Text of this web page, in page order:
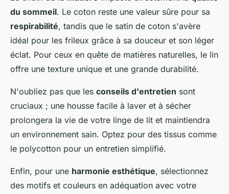
du sommeil. Le coton reste une valeur sûre pour sa
respirabilité, tandis que le satin de coton s'avère
idéal pour les frileux grâce à sa douceur et son léger
éclat. Pour ceux en quête de matières naturelles, le lin
offre une texture unique et une grande durabilité.
N'oubliez pas que les conseils d'entretien sont
cruciaux ; une housse facile à laver et à sécher
prolongera la vie de votre linge de lit et maintiendra
un environnement sain. Optez pour des tissus comme
le polycotton pour un entretien simplifié.
Enfin, pour une harmonie esthétique, sélectionnez
des motifs et couleurs en adéquation avec votre